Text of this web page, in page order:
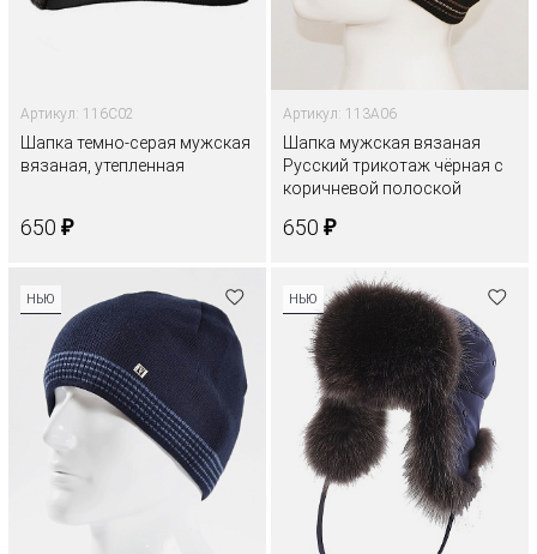
Артикул: 116C02
Шапка темно-серая мужская
вязаная, утепленная
650 ₽
Артикул: 113A06
Шапка мужская вязаная
Русский трикотаж чёрная с
коричневой полоской
650 ₽
НЬЮ НЬЮ